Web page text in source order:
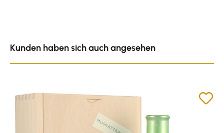
Kunden haben sich auch angesehen